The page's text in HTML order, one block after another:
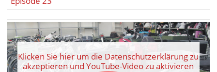
Klicken Sie hier um die Datenschutzerklärung zu
akzeptieren und YouTube-Video zu aktivieren